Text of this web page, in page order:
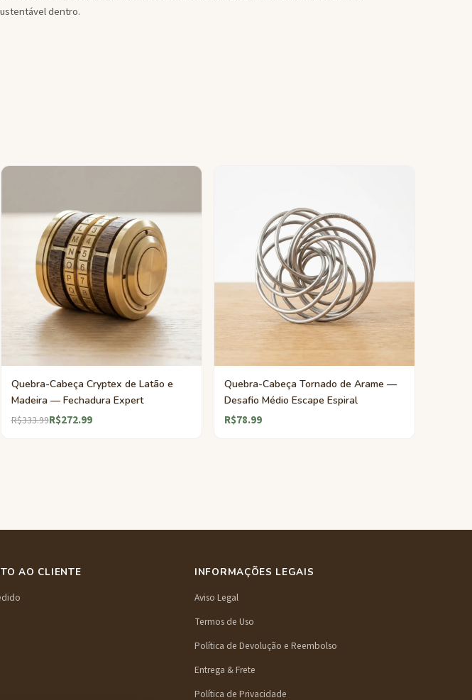
dentro.
Quebra-Cabeça Cryptex de Latão e
Madeira — Fechadura Expert
R$333.99R$272.99
Quebra-Cabeça Tornado de Arame —
Desafio Médio Escape Espiral
R$78.99
AO CLIENTE
INFORMAÇÕES LEGAIS
Aviso Legal
Termos de Uso
Política de Devolução e Reembolso
Entrega & Frete
Política de Privacidade